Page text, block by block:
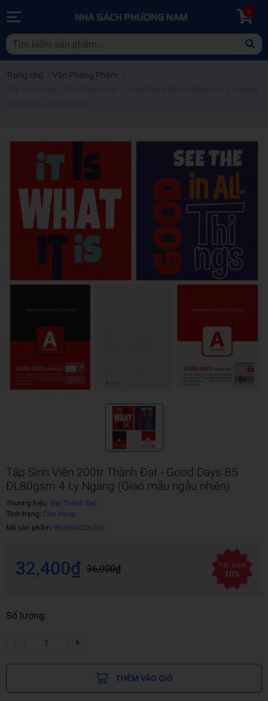
0
Trang chủ Văn Phòng Phẩm
Tập Sinh Viên 200tr Thành Đạt - Good Days B5
ĐL80gsm 4 Ly Ngang (Giao mẫu ngẫu nhiên)
Thương hiệu: Đại Thành Đạt
Tình trạng: Còn hàng
Mã sản phẩm: 893604226260
32,400₫ 36,000₫ Tiết kiệm
10%
Số lượng:
- +
THÊM VÀO GIỎ